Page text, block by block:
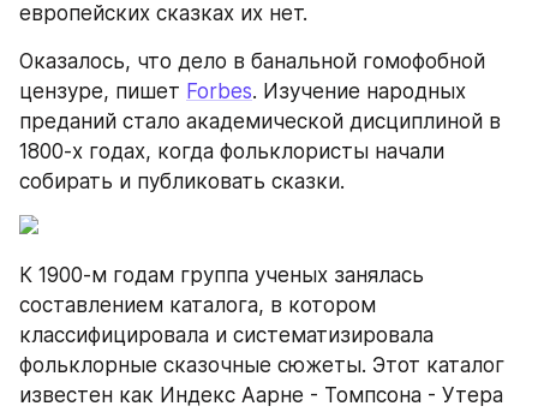
европейских сказках их нет.
Оказалось, что дело в банальной гомофобной
цензуре, пишет Forbes. Изучение народных
преданий стало академической дисциплиной в
1800-х годах, когда фольклористы начали
собирать и публиковать сказки.
К 1900-м годам группа ученых занялась
составлением каталога, в котором
классифицировала и систематизировала
фольклорные сказочные сюжеты. Этот каталог
известен как Индекс Аарне - Томпсона - Утера